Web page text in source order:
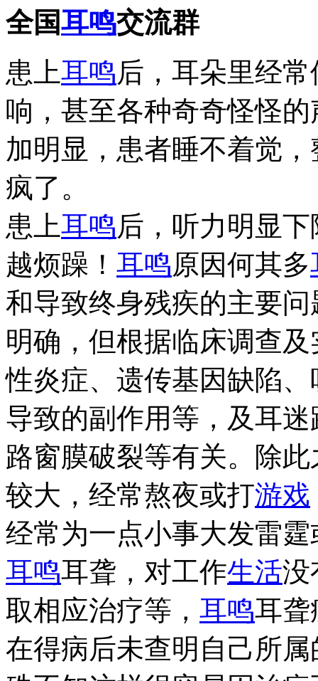
全国耳鸣交流群
患上耳鸣后，耳朵里经
响，甚至各种奇奇怪怪
加明显，患者睡不着觉
疯了。
患上耳鸣后，听力明显
越烦躁！ 耳鸣原因何其多
和导致终身残疾的主要
明确，但根据临床调查
性炎症、遗传基因缺陷
导致的副作用等，及耳
路窗膜破裂等有关。除此
较大，经常熬夜或打游戏
经常为一点小事大发雷
耳鸣耳聋，对工作生活没
取相应治疗等， 耳鸣耳聋
在得病后未查明自己所属